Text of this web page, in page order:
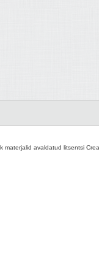
materjalid avaldatud litsentsi